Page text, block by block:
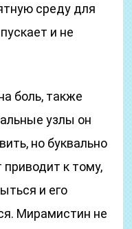
среду для
и не
боль, также
узлы он
но буквально
к тому,
и его
Мирамистин не